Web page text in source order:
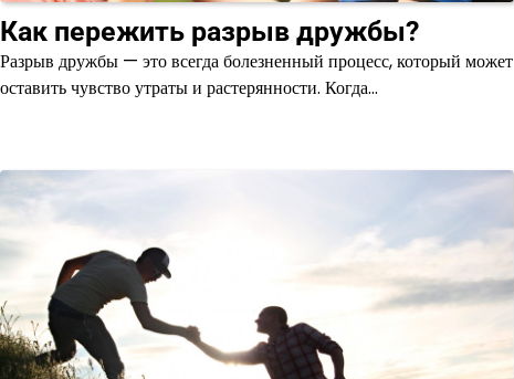
Как пережить разрыв дружбы?
Разрыв дружбы — это всегда болезненный процесс, который может
оставить чувство утраты и растерянности. Когда…